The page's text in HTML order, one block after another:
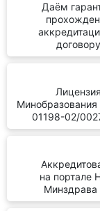
Даём
договору
Лицензия
01198-02/
на портале